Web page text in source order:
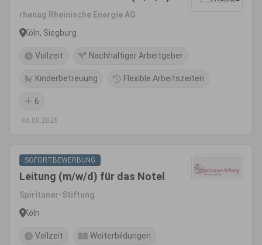
rhenag Rheinische Energie AG
Köln, Siegburg
Vollzeit Nachhaltiger Arbeitgeber
Kinderbetreuung Flexible Arbeitszeiten
6
06.08.2026
SOFORTBEWERBUNG
Leitung (m/w/d) für das Notel
Spiritaner-Stiftung
Köln
Vollzeit Weiterbildungen